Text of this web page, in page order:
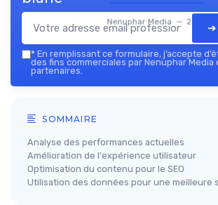
Nenuphar Media — 2026
➔
* En remplissant ce formulaire, j’accepte
des fins commerciales par Nenuphar Media
partenaires.
SOMMAIRE
Analyse des performances actuelles
Amélioration de l'expérience utilisateur
Optimisation du contenu pour le SEO
Utilisation des données pour une meilleure